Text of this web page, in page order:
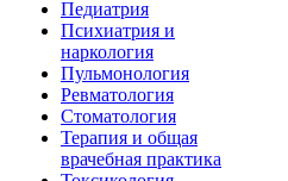
Педиатрия
Психиатрия и
наркология
Пульмонология
Ревматология
Стоматология
Терапия и общая
врачебная практика